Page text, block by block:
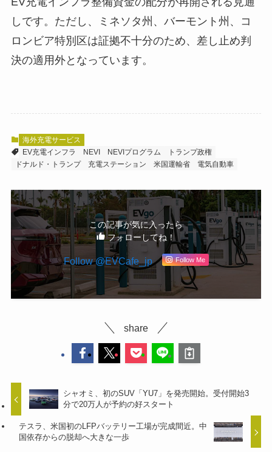
しです。ただし、ミネソタ州、バーモント州、コ
ロンビア特別区は証拠不十分のため、差し止め判
決の適用外となっています。
海外充電サービス
EV充電インフラ
NEVI NEVIプログラム
トランプ政権
ドナルド・トランプ
充電ステーション 米国運輸省 電気自動車
この記事が気に入ったら
フォローしてね！
Follow @EVCafe_jp Follow Me
share
シャオミ、初のSUV「YU7」を発売開始。受付開始3
分で20万人が予約の好スタート
テスラ、米国初のLFPバッテリー工場が完成間近。中
国依存からの脱却へ大きな一歩